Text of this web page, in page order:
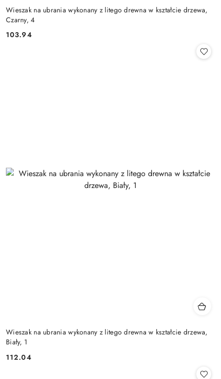
Wieszak na ubrania wykonany z litego drewna w kształcie drzewa,
Czarny, 4
Cena:
103.94
Wieszak na ubrania wykonany z litego drewna w kształcie drzewa,
Biały, 1
Cena:
112.04